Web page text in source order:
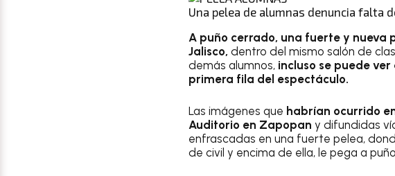
Una pelea de alumnas denuncia falta
A puño cerrado, una fuerte y nueva
Jalisco, dentro del mismo salón de
demás alumnos, incluso se puede
primera fila del espectáculo.
Las imágenes que habrían ocurrido
Auditorio en Zapopan y difundidas
enfrascadas en una fuerte pelea,
de civil y encima de ella, le pega a